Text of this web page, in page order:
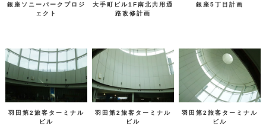
銀座ソニーパークプロジ
ェクト
大手町ビル1F南北共用通
路改修計画
銀座5丁目計画
羽田第2旅客ターミナル
ビル
羽田第2旅客ターミナル
ビル
羽田第2旅客ターミナル
ビル